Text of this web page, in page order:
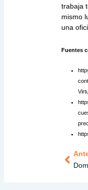
trabaja
mismo
una
Fuentes
Ant